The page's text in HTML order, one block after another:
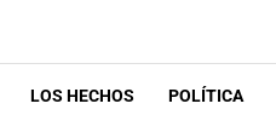
LOS HECHOS POLÍTICA